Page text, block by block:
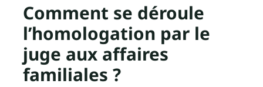
Comment se déroule
l’homologation par le
juge aux affaires
familiales ?